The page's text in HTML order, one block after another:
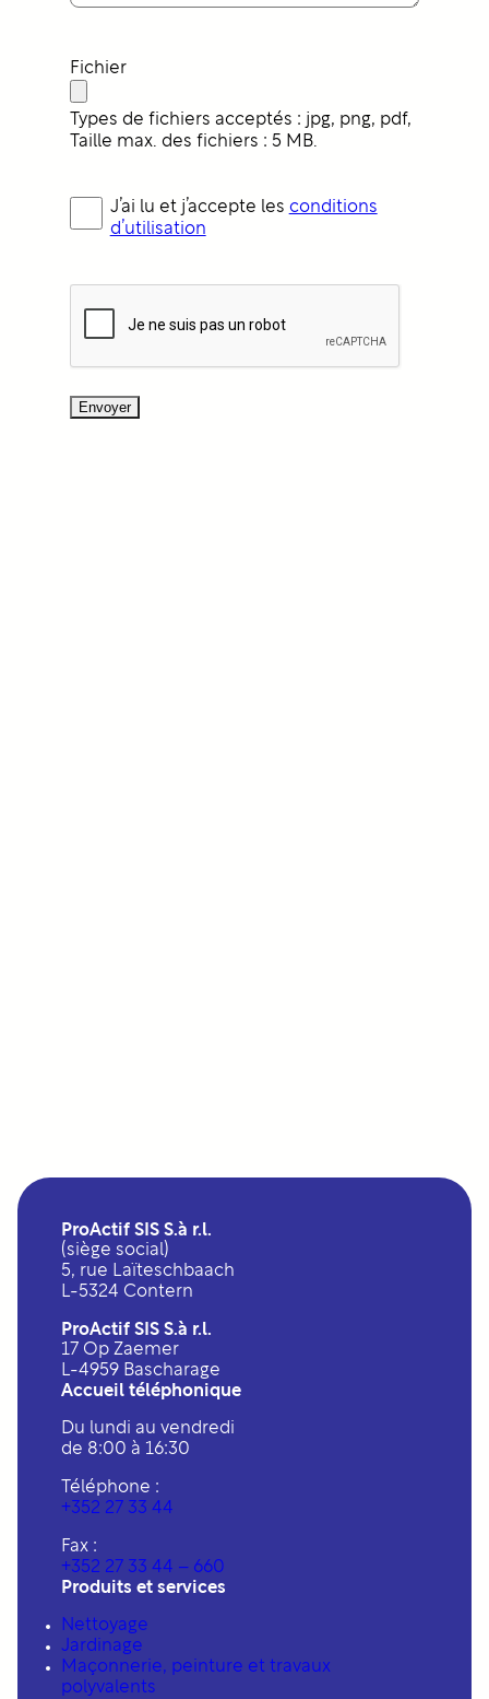
Fichier
Types de fichiers acceptés : jpg, png, pdf,
Taille max. des fichiers : 5 MB.
Conditions
d'utilisation
J’ai lu et j’accepte les conditions
d’utilisation
ProActif SIS S.à r.l.
(siège social)
5, rue Laïteschbaach
L-5324 Contern
ProActif SIS S.à r.l.
17 Op Zaemer
L-4959 Bascharage
Accueil téléphonique
Du lundi au vendredi
de 8:00 à 16:30
Téléphone :
+352 27 33 44
Fax :
+352 27 33 44 – 660
Produits et services
Nettoyage
Jardinage
Maçonnerie, peinture et travaux
polyvalents